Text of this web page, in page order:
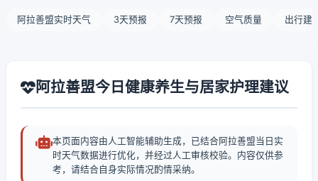
阿拉善盟实时天气 3天预报 7天预报 空气质量 出行建
阿拉善盟今日健康养生与居家护理建议
本页面内容由人工智能辅助生成，已结合阿拉善盟当日实
时天气数据进行优化，并经过人工审核校验。内容仅供参
考，请结合自身实际情况酌情采纳。